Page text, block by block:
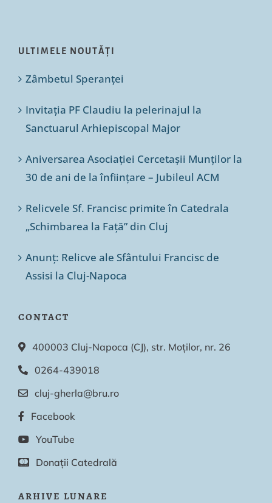
ULTIMELE NOUTĂȚI
Zâmbetul Speranței
Invitația PF Claudiu la pelerinajul la
Sanctuarul Arhiepiscopal Major
Aniversarea Asociației Cercetașii Munților la
30 de ani de la înființare – Jubileul ACM
Relicvele Sf. Francisc primite în Catedrala
„Schimbarea la Față” din Cluj
Anunț: Relicve ale Sfântului Francisc de
Assisi la Cluj-Napoca
CONTACT
400003 Cluj-Napoca (CJ), str. Moților, nr. 26
0264-439018
cluj-gherla@bru.ro
Facebook
YouTube
Donații Catedrală
ARHIVE LUNARE